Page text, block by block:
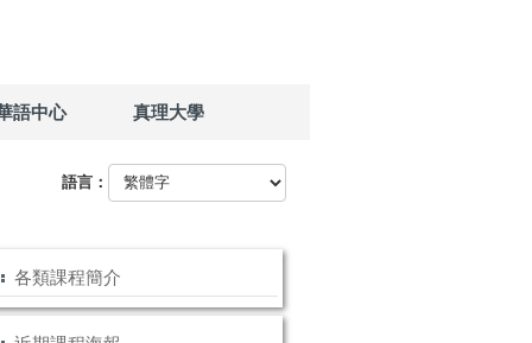
語中心 真理大學
語言：
各類課程簡介